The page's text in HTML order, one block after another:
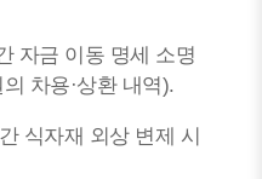
자금 이동 명세 소명
차용·상환 내역).
식자재 외상 변제 시